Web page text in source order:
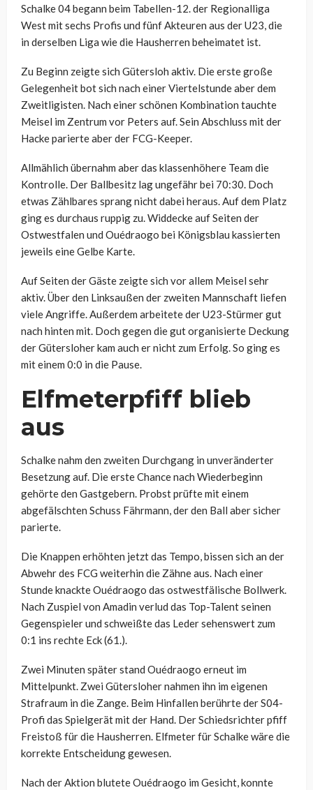
Schalke 04 begann beim Tabellen-12. der Regionalliga
West mit sechs Profis und fünf Akteuren aus der U23, die
in derselben Liga wie die Hausherren beheimatet ist.
Zu Beginn zeigte sich Gütersloh aktiv. Die erste große
Gelegenheit bot sich nach einer Viertelstunde aber dem
Zweitligisten. Nach einer schönen Kombination tauchte
Meisel im Zentrum vor Peters auf. Sein Abschluss mit der
Hacke parierte aber der FCG-Keeper.
Allmählich übernahm aber das klassenhöhere Team die
Kontrolle. Der Ballbesitz lag ungefähr bei 70:30. Doch
etwas Zählbares sprang nicht dabei heraus. Auf dem Platz
ging es durchaus ruppig zu. Widdecke auf Seiten der
Ostwestfalen und Ouédraogo bei Königsblau kassierten
jeweils eine Gelbe Karte.
Auf Seiten der Gäste zeigte sich vor allem Meisel sehr
aktiv. Über den Linksaußen der zweiten Mannschaft liefen
viele Angriffe. Außerdem arbeitete der U23-Stürmer gut
nach hinten mit. Doch gegen die gut organisierte Deckung
der Gütersloher kam auch er nicht zum Erfolg. So ging es
mit einem 0:0 in die Pause.
Elfmeterpfiff blieb
aus
Schalke nahm den zweiten Durchgang in unveränderter
Besetzung auf. Die erste Chance nach Wiederbeginn
gehörte den Gastgebern. Probst prüfte mit einem
abgefälschten Schuss Fährmann, der den Ball aber sicher
parierte.
Die Knappen erhöhten jetzt das Tempo, bissen sich an der
Abwehr des FCG weiterhin die Zähne aus. Nach einer
Stunde knackte Ouédraogo das ostwestfälische Bollwerk.
Nach Zuspiel von Amadin verlud das Top-Talent seinen
Gegenspieler und schweißte das Leder sehenswert zum
0:1 ins rechte Eck (61.).
Zwei Minuten später stand Ouédraogo erneut im
Mittelpunkt. Zwei Gütersloher nahmen ihn im eigenen
Strafraum in die Zange. Beim Hinfallen berührte der S04-
Profi das Spielgerät mit der Hand. Der Schiedsrichter pfiff
Freistoß für die Hausherren. Elfmeter für Schalke wäre die
korrekte Entscheidung gewesen.
Nach der Aktion blutete Ouédraogo im Gesicht, konnte